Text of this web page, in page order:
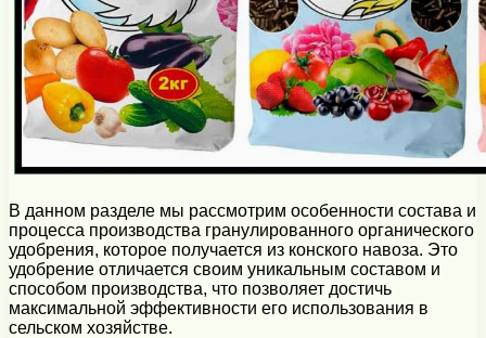
В данном разделе мы рассмотрим особенности состава и
процесса производства гранулированного органического
удобрения, которое получается из конского навоза. Это
удобрение отличается своим уникальным составом и
способом производства, что позволяет достичь
максимальной эффективности его использования в
сельском хозяйстве.